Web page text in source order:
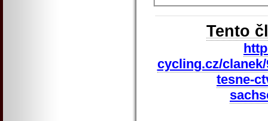
Tento
cycling.cz/
tesne-